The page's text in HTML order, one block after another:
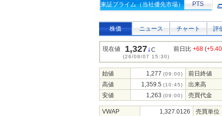
東証プライム（当社優先市場） PTS
株価 ニュース チャート 評
現在値 1,327↓C
(26/08/07 15:30)
前日比 +68 (
始値 1,277 (09:00)
前日終値
高値
1,359.5 (10:45)
出来高
安値
1,263 (09:00) 売買代金
VWAP 1,327.0126 売買単位